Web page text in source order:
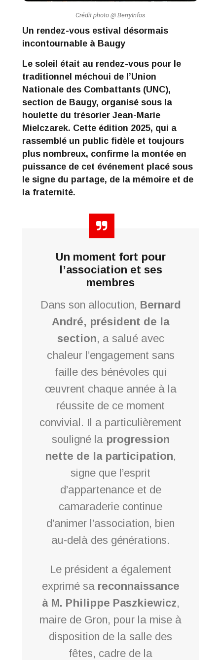
Crédit photo @ BerryInfos
Un rendez-vous estival désormais
incontournable à Baugy
Le soleil était au rendez-vous pour le
traditionnel méchoui de l’Union
Nationale des Combattants (UNC),
section de Baugy, organisé sous la
houlette du trésorier Jean-Marie
Mielczarek. Cette édition 2025, qui a
rassemblé un public fidèle et toujours
plus nombreux, confirme la montée en
puissance de cet événement placé sous
le signe du partage, de la mémoire et de
la fraternité.
Un moment fort pour
l’association et ses
membres
Dans son allocution, Bernard
André, président de la
section, a salué avec
chaleur l’engagement sans
faille des bénévoles qui
œuvrent chaque année à la
réussite de ce moment
convivial. Il a particulièrement
souligné la progression
nette de la participation,
signe que l’esprit
d’appartenance et de
camaraderie continue
d’animer l’association, bien
au-delà des générations.
Le président a également
exprimé sa reconnaissance
à M. Philippe Paszkiewicz,
maire de Gron, pour la mise à
disposition de la salle des
fêtes, cadre de la